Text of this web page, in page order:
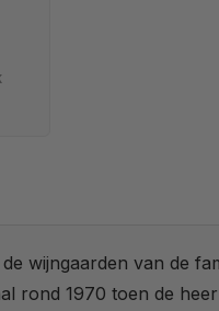
wijngaarden van de
rond 1970 toen de